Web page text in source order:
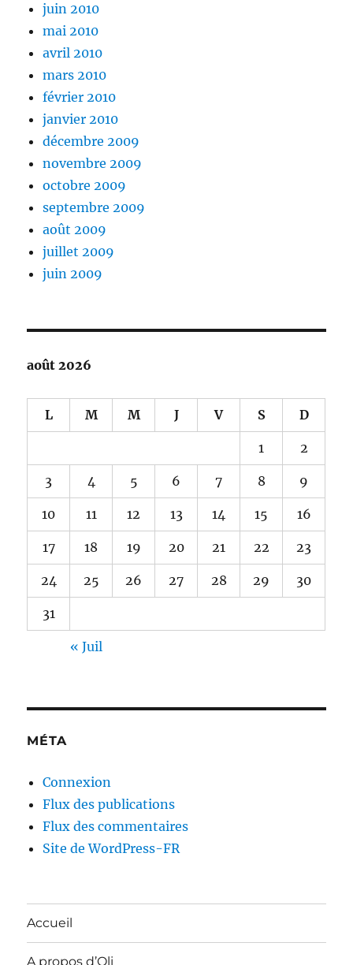
juin 2010
mai 2010
avril 2010
mars 2010
février 2010
janvier 2010
décembre 2009
novembre 2009
octobre 2009
septembre 2009
août 2009
juillet 2009
juin 2009
août 2026
L M M J V S D
1 2
3 4 5 6 7 8 9
10 11 12 13 14 15 16
17 18 19 20 21 22 23
24 25 26 27 28 29 30
31
« Juil
MÉTA
Connexion
Flux des publications
Flux des commentaires
Site de WordPress-FR
Accueil
A propos d’Oli